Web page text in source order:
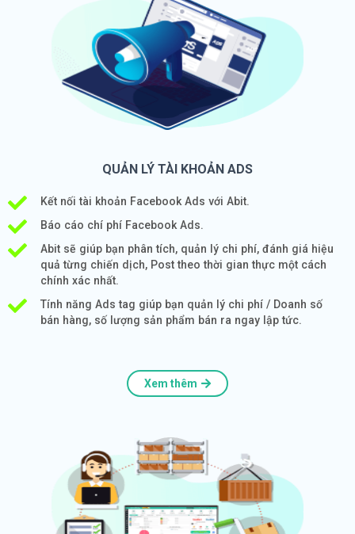
QUẢN LÝ TÀI KHOẢN ADS
Kết nối tài khoản Facebook Ads với Abit.
Báo cáo chí phí Facebook Ads.
Abit sẽ giúp bạn phân tích, quản lý chi phí, đánh giá hiệu
quả từng chiến dịch, Post theo thời gian thực một cách
chính xác nhất.
Tính năng Ads tag giúp bạn quản lý chi phí / Doanh số
bán hàng, số lượng sản phẩm bán ra ngay lập tức.
Xem thêm